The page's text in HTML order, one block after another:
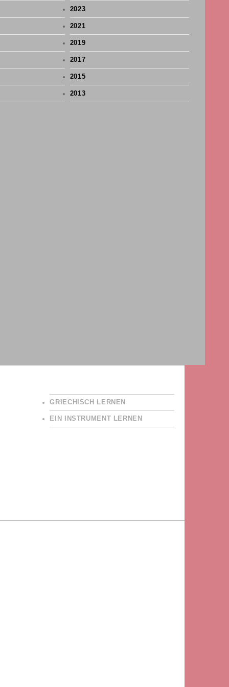
2023
2021
2019
2017
2015
2013
GRIECHISCH LERNEN
EIN INSTRUMENT LERNEN